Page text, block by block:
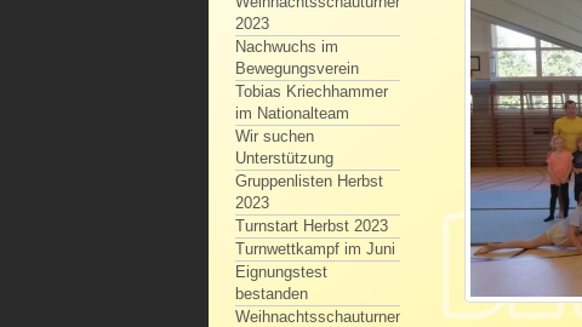
2023
Nachwuchs im
Bewegungsverein
Tobias Kriechhammer
im Nationalteam
Wir suchen
Unterstützung
Gruppenlisten Herbst
2023
Turnstart Herbst 2023
Turnwettkampf im Juni
Eignungstest
bestanden
Weihnachtsschauturnen